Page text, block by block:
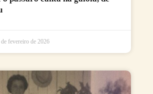
fevereiro de 2026